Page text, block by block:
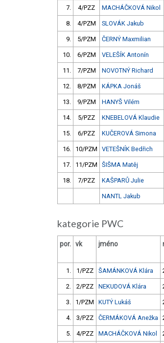
7. 4/PZZ MACHÁČKOVÁ Nikol
8. 4/PZM SLOVÁK Jakub
9. 5/PZM ČERNÝ Maxmilian
10. 6/PZM VELEŠÍK Antonín
11. 7/PZM NOVOTNÝ Richard
12. 8/PZM KÁPKA Jonáš
13. 9/PZM HANYŠ Vilém
14. 5/PZZ KNEBELOVÁ Klaudie
15. 6/PZZ KUČEROVÁ Simona
16. 10/PZM VETEŠNÍK Bedřich
17. 11/PZM ŠIŠMA Matěj
18. 7/PZZ KAŠPARŮ Julie
NANTL Jakub
kategorie PWC
por. vk jméno
1. 1/PZZ ŠAMÁNKOVÁ Klára
2. 2/PZZ NEKUDOVÁ Klára
3. 1/PZM KUTÝ Lukáš
4. 3/PZZ ČERMÁKOVÁ Anežka
5. 4/PZZ MACHÁČKOVÁ Nikol